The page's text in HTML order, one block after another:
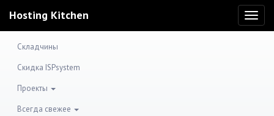
Hosting Kitchen
Складчины
Скидка ISPsystem
Проекты
Всегда свежее